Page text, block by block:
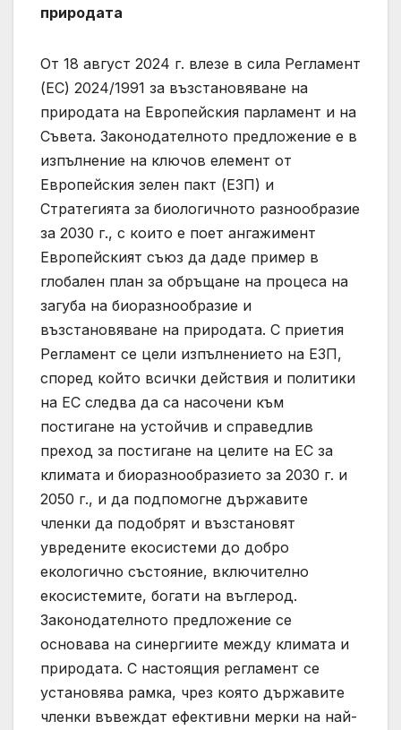
природата
От 18 август 2024 г. влезе в сила Регламент
(ЕС) 2024/1991 за възстановяване на
природата на Европейския парламент и на
Съвета. Законодателното предложение е в
изпълнение на ключов елемент от
Европейския зелен пакт (ЕЗП) и
Стратегията за биологичното разнообразие
за 2030 г., с които е поет ангажимент
Европейският съюз да даде пример в
глобален план за обръщане на процеса на
загуба на биоразнообразие и
възстановяване на природата. С приетия
Регламент се цели изпълнението на ЕЗП,
според който всички действия и политики
на ЕС следва да са насочени към
постигане на устойчив и справедлив
преход за постигане на целите на ЕС за
климата и биоразнообразието за 2030 г. и
2050 г., и да подпомогне държавите
членки да подобрят и възстановят
увредените екосистеми до добро
екологично състояние, включително
екосистемите, богати на въглерод.
Законодателното предложение се
основава на синергиите между климата и
природата. С настоящия регламент се
установява рамка, чрез която държавите
членки въвеждат ефективни мерки на най-